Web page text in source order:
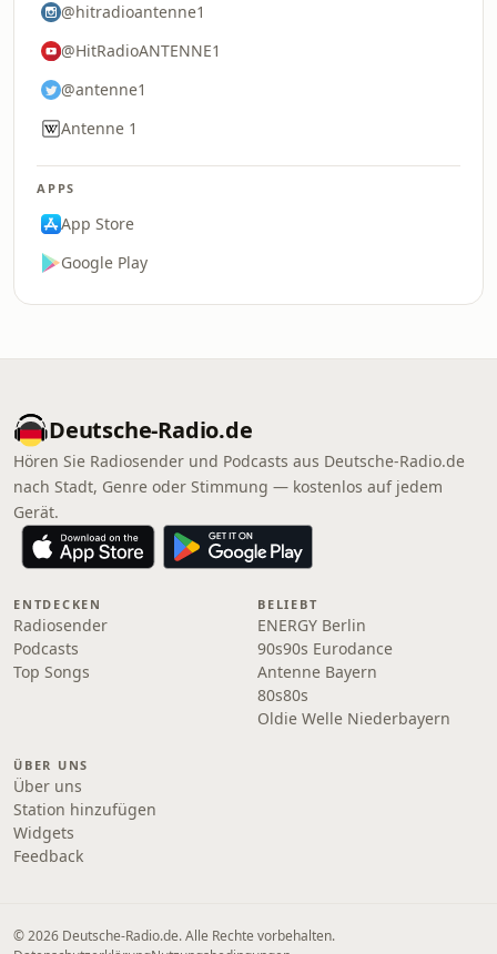
@hitradioantenne1
@HitRadioANTENNE1
@antenne1
Antenne 1
APPS
App Store
Google Play
Deutsche-Radio.de
Hören Sie Radiosender und Podcasts aus Deutsche-Radio.de
nach Stadt, Genre oder Stimmung — kostenlos auf jedem
Gerät.
ENTDECKEN
Radiosender
Podcasts
Top Songs
BELIEBT
ENERGY Berlin
90s90s Eurodance
Antenne Bayern
80s80s
Oldie Welle Niederbayern
ÜBER UNS
Über uns
Station hinzufügen
Widgets
Feedback
© 2026 Deutsche-Radio.de. Alle Rechte vorbehalten.